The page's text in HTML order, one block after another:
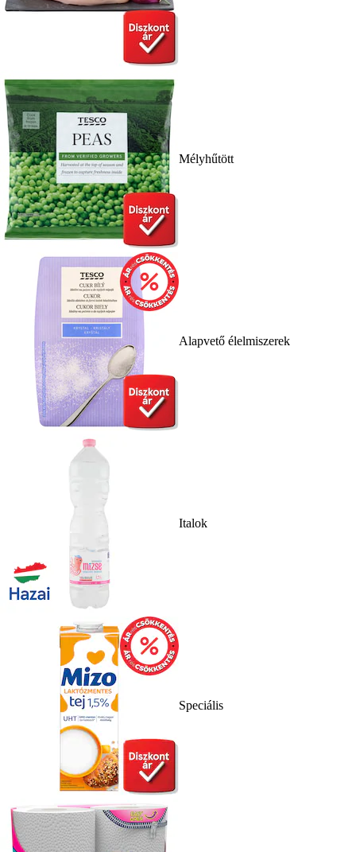
Mélyhűtött
Alapvető élelmiszerek
Italok
Speciális